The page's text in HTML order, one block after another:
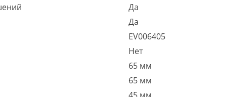
Да
Да
EV006405
Нет
65 мм
65 мм